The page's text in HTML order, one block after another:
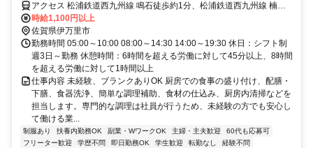
アクセス 松浦鉄道西九州線 鳴石徒歩約1分、松浦鉄道西九州線 楠久
徒歩約18分、松浦鉄道西九州線 久原徒歩約24分
時給1,100円以上
佐賀県伊万里市
勤務時間 05:00～10:00 08:00～14:30 14:00～19:30 休日：シフト制
週3日～勤務 休憩時間：6時間を超える労働に対して45分以上、8時間
を超える労働に対して1時間以上
仕事内容 未経験、ブランクありOK 厨房での食事の盛り付け、配膳・
下膳、食器洗浄、簡単な調理補助、食材の仕込み、厨房内清掃などを
担当します。専門的な調理は社員が行うため、未経験の方でも安心し
て働ける業...
制服あり 扶養内勤務OK 副業・WワークOK 主婦・主夫歓迎
60代も応募可
フリーター歓迎
学歴不問 即日勤務OK 学生歓迎 転勤なし
経験不問